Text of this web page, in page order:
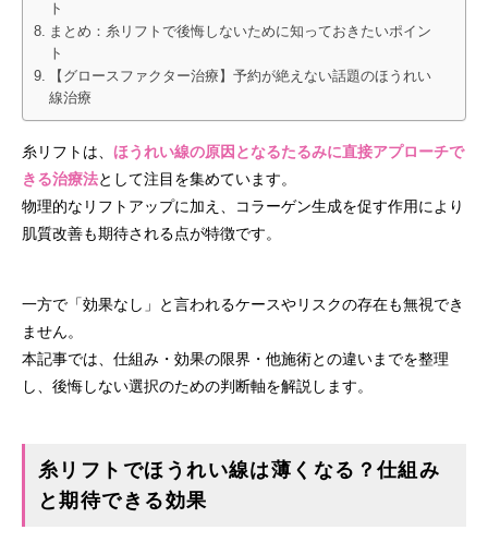
ト
まとめ：糸リフトで後悔しないために知っておきたいポイン
ト
【グロースファクター治療】予約が絶えない話題のほうれい
線治療
糸リフトは、 ほうれい線の原因となるたるみに直接アプローチで
きる治療法として注目を集めています。
物理的なリフトアップに加え、コラーゲン生成を促す作用により
肌質改善も期待される点が特徴です。
一方で「効果なし」と言われるケースやリスクの存在も無視でき
ません。
本記事では、仕組み・効果の限界・他施術との違いまでを整理
し、後悔しない選択のための判断軸を解説します。
糸リフトでほうれい線は薄くなる？仕組み
と期待できる効果